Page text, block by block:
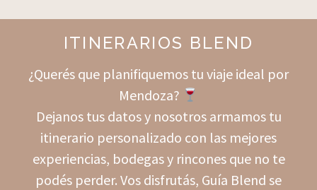
ITINERARIOS BLEND
¿Querés que planifiquemos tu viaje ideal por
Mendoza?
Dejanos tus datos y nosotros armamos tu
itinerario personalizado con las mejores
experiencias, bodegas y rincones que no te
podés perder. Vos disfrutás, Guía Blend se